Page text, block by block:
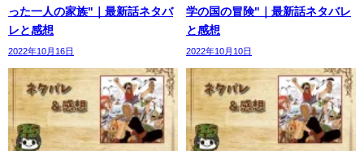
った一人の家族"｜最新話ネタバ
レと感想
2022年10月16日
学の国の冒険"｜最新話ネタバレ
と感想
2022年10月10日